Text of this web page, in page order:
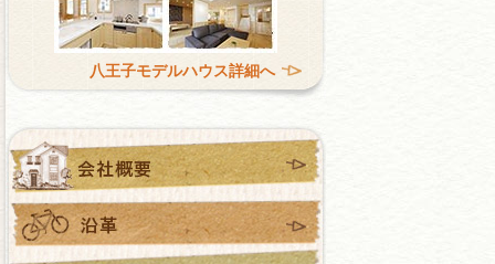
八王子モデルハウス詳細へ